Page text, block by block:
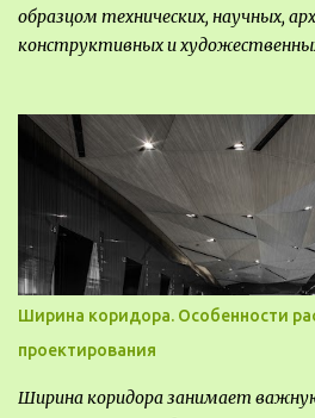
образцом технических, научных,
конструктивных и
универсальные тематические
передвижные стационарные
павильонов - показ экспозиции, с
пропаганды, рекламы, внедрения
опытом, привлечения внимания и
Ширина коридора. Особенности
проектирования
Ширина коридора занимает